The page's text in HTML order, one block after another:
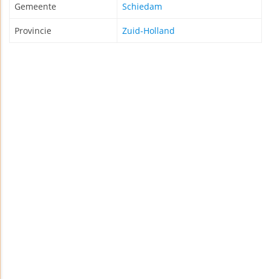
Gemeente Schiedam
Provincie Zuid-Holland